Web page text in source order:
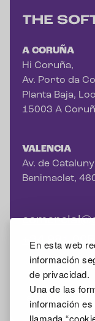
En esta web
información
de privacidad.
Una de las
información
llamada
A CORUÑA
Hi Coruña,
Av. Porto da
Planta Baja,
15003 A
VALENCIA
Av. de
Benimaclet,
+34 981 065
Facebook